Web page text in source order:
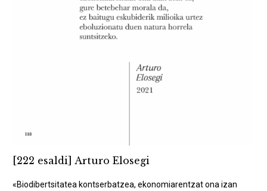
[222 esaldi] Arturo Elosegi
«Biodibertsitatea kontserbatzea, ekonomiarentzat ona izan